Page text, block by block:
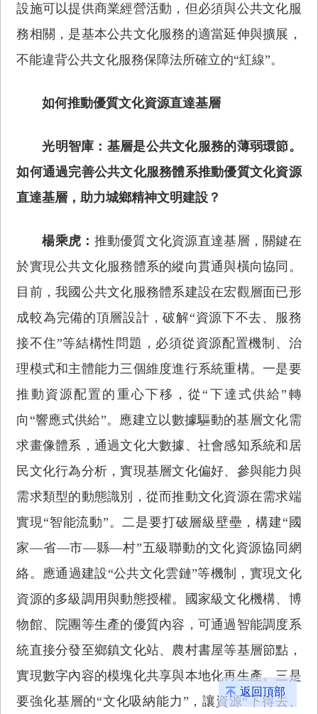
設施可以提供商業經營活動，但必須與公共文化服
務相關，是基本公共文化服務的適當延伸與擴展，
不能違背公共文化服務保障法所確立的“紅線”。
如何推動優質文化資源直達基層
光明智庫：基層是公共文化服務的薄弱環節。
如何通過完善公共文化服務體系推動優質文化資源
直達基層，助力城鄉精神文明建設？
楊乘虎： 推動優質文化資源直達基層，關鍵在
於實現公共文化服務體系的縱向貫通與橫向協同。
目前，我國公共文化服務體系建設在宏觀層面已形
成較為完備的頂層設計，破解“資源下不去、服務
接不住”等結構性問題，必須從資源配置機制、治
理模式和主體能力三個維度進行系統重構。一是要
推動資源配置的重心下移，從“下達式供給”轉
向“響應式供給”。應建立以數據驅動的基層文化需
求畫像體系，通過文化大數據、社會感知系統和居
民文化行為分析，實現基層文化偏好、參與能力與
需求類型的動態識別，從而推動文化資源在需求端
實現“智能流動”。二是要打破層級壁壘，構建“國
家—省—市—縣—村”五級聯動的文化資源協同網
絡。應通過建設“公共文化雲鏈”等機制，實現文化
資源的多級調用與動態授權。國家級文化機構、博
物館、院團等生產的優質內容，可通過智能調度系
統直接分發至鄉鎮文化站、農村書屋等基層節點，
實現數字內容的模塊化共享與本地化再生產。三是
要強化基層的“文化吸納能力”，讓資源“下得去、
返回頂部